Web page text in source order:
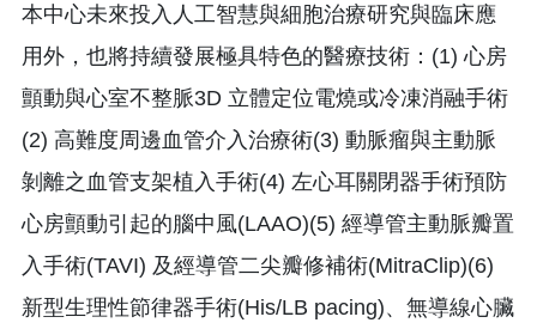
本中心未來投入人工智慧與細胞治療研究與臨床應
用外，也將持續發展極具特色的醫療技術：(1) 心房
顫動與心室不整脈3D 立體定位電燒或冷凍消融手術
(2) 高難度周邊血管介入治療術(3) 動脈瘤與主動脈
剝離之血管支架植入手術(4) 左心耳關閉器手術預防
心房顫動引起的腦中風(LAAO)(5) 經導管主動脈瓣置
入手術(TAVI) 及經導管二尖瓣修補術(MitraClip)(6)
新型生理性節律器手術(His/LB pacing)、無導線心臟